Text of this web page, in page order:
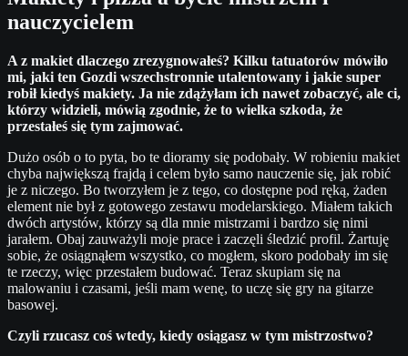
nauczycielem
A z makiet dlaczego zrezygnowałeś? Kilku tatuatorów mówiło
mi, jaki ten Gozdi wszechstronnie utalentowany i jakie super
robił kiedyś makiety. Ja nie zdążyłam ich nawet zobaczyć, ale ci,
którzy widzieli, mówią zgodnie, że to wielka szkoda, że
przestałeś się tym zajmować.
Dużo osób o to pyta, bo te dioramy się podobały. W robieniu makiet
chyba największą frajdą i celem było samo nauczenie się, jak robić
je z niczego. Bo tworzyłem je z tego, co dostępne pod ręką, żaden
element nie był z gotowego zestawu modelarskiego. Miałem takich
dwóch artystów, którzy są dla mnie mistrzami i bardzo się nimi
jarałem. Obaj zauważyli moje prace i zaczęli śledzić profil. Żartuję
sobie, że osiągnąłem wszystko, co mogłem, skoro podobały im się
te rzeczy, więc przestałem budować. Teraz skupiam się na
malowaniu i czasami, jeśli mam wenę, to uczę się gry na gitarze
basowej.
Czyli rzucasz coś wtedy, kiedy osiągasz w tym mistrzostwo?